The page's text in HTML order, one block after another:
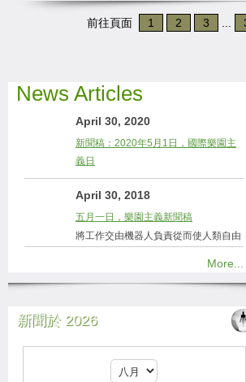
前往頁面 1 2 3
News Articles
April 30, 2020
新聞稿：2020年5月1日，國際樂園主
義日
April 30, 2018
五月一日，樂園主義新聞稿
將工作交由機器人負責從而使人類自由
More...
新聞於 2026